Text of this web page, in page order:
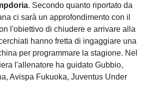
. Secondo quanto riportato da
ci sarà un approfondimento con il
l'obiettivo di chiudere e arrivare alla
hanno fretta di ingaggiare una
per programmare la stagione. Nel
l'allenatore ha guidato Gubbio,
Avispa Fukuoka, Juventus Under